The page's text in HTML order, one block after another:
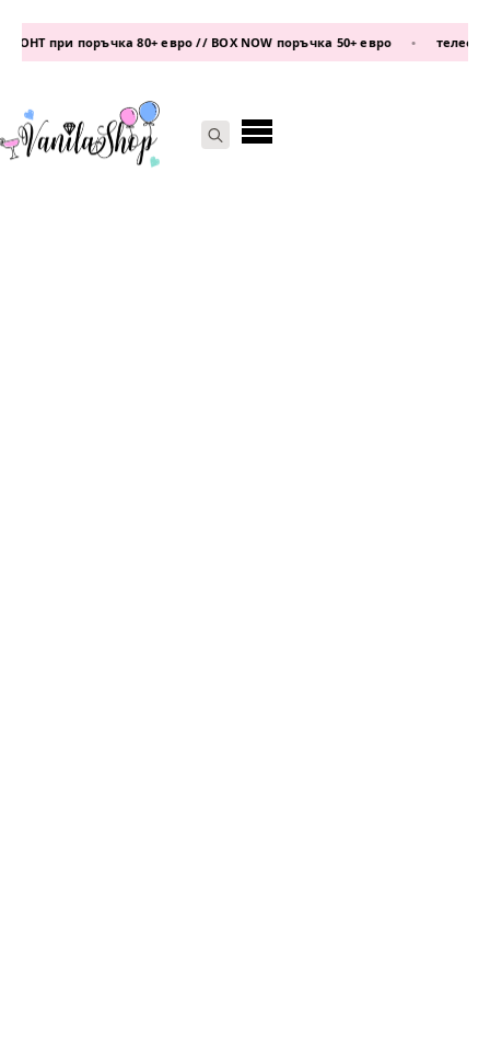
при поръчка 80+ евро // BOX NOW поръчка 50+ евро • телефон: